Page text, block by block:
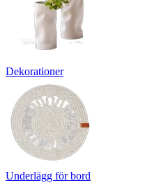
Dekorationer
Underlägg för bord